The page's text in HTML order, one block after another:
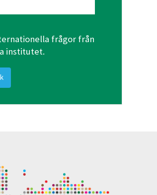
frågor från
institutet.